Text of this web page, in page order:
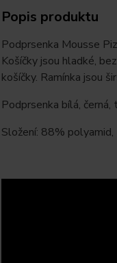
Popis produktu
Podprsenka Mousse
Košíčky jsou hladké,
košíčky. Ramínka jsou
Podprsenka bílá, černá,
Složení: 88%